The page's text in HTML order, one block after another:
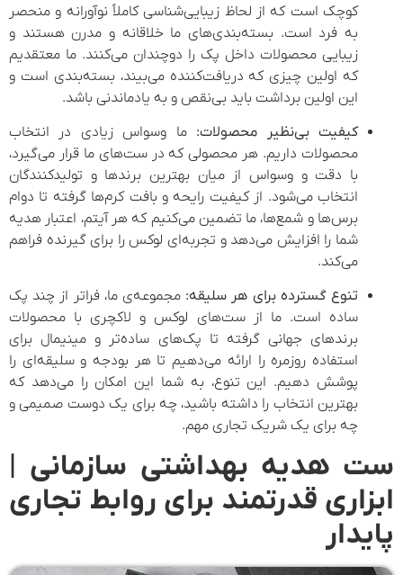
کوچک است که از لحاظ زیبایی‌شناسی کاملاً نوآورانه و منحصر
به فرد است. بسته‌بندی‌های ما خلاقانه و مدرن هستند و
زیبایی محصولات داخل پک را دوچندان می‌کنند. ما معتقدیم
که اولین چیزی که دریافت‌کننده می‌بیند، بسته‌بندی است و
این اولین برداشت باید بی‌نقص و به یادماندنی باشد.
کیفیت بی‌نظیر محصولات: ما وسواس زیادی در انتخاب
محصولات داریم. هر محصولی که در ست‌های ما قرار می‌گیرد،
با دقت و وسواس از میان بهترین برندها و تولیدکنندگان
انتخاب می‌شود. از کیفیت رایحه و بافت کرم‌ها گرفته تا دوام
برس‌ها و شمع‌ها، ما تضمین می‌کنیم که هر آیتم، اعتبار هدیه
شما را افزایش می‌دهد و تجربه‌ای لوکس را برای گیرنده فراهم
می‌کند.
تنوع گسترده برای هر سلیقه: مجموعه‌ی ما، فراتر از چند پک
ساده است. ما از ست‌های لوکس و لاکچری با محصولات
برندهای جهانی گرفته تا پک‌های ساده‌تر و مینیمال برای
استفاده روزمره را ارائه می‌دهیم تا هر بودجه و سلیقه‌ای را
پوشش دهیم. این تنوع، به شما این امکان را می‌دهد که
بهترین انتخاب را داشته باشید، چه برای یک دوست صمیمی و
چه برای یک شریک تجاری مهم.
ست هدیه بهداشتی سازمانی |
ابزاری قدرتمند برای روابط تجاری
پایدار